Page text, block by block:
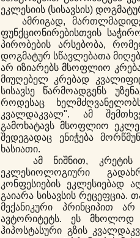
ეკლესიის (სისავსის)
ამრიგად,
ფუნქციონირებისთვის
პირობების არსებობა,
დოგმატურ სწავლებათა
არ იზიარებს მსოფლიო
მიუღებელ კრებად
სისავსე წარმოადგენს
როდესაც
კვალდაკვალ". ამ
გამოხატავს მსოფლიო
შედეგადაც ენიჭება
ხასიათი.
ამ ნიშნით, კრეტის
ეკლესიოლოგიური
კონფესიების ეკლესიებად
გაიარა სისავსის რეცეფცია.
მექანიკური პრინციპით
ავტორიტეტს. ეს მხოლოდ
ჰიპოსტასური გზის